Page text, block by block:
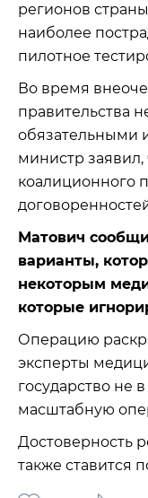
регионов
наиболее
пилотное
Во время
правительства
обязательными
министр
коалиционного
Матович
варианты,
некоторым
которые
Операцию
эксперты
государство не
масштабную
Достоверность
также ставится